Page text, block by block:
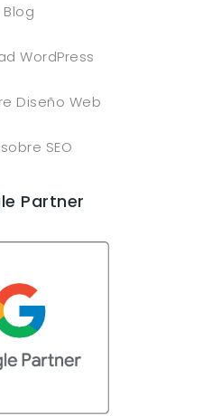
Blog
WordPress
Diseño Web
SEO
Partner